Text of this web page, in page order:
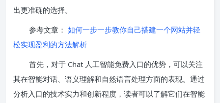
出更准确的选择。
参考文章： 如何一步一步教你自己搭建一个网站并轻
松实现盈利的方法解析
首先，对于 Chat 人工智能免费入口的优势，可以关注
其在智能对话、语义理解和自然语言处理方面的表现。通过
分析入口的技术实力和创新程度，读者可以了解它们在智能